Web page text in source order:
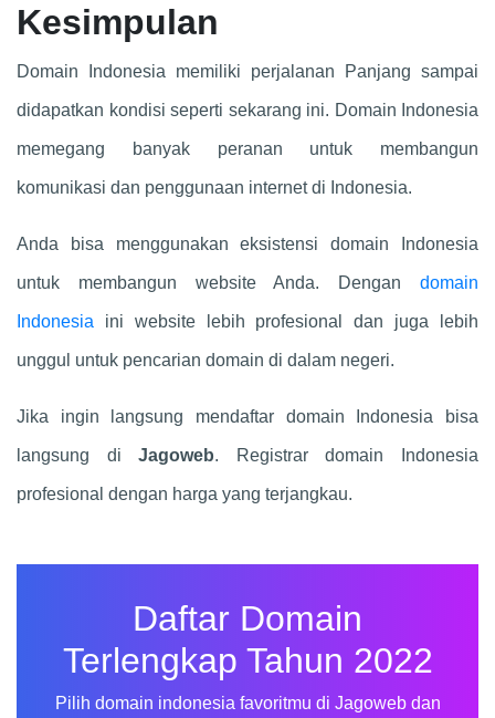
Kesimpulan
Domain Indonesia memiliki perjalanan Panjang sampai
didapatkan kondisi seperti sekarang ini. Domain Indonesia
memegang banyak peranan untuk membangun
komunikasi dan penggunaan internet di Indonesia.
Anda bisa menggunakan eksistensi domain Indonesia
untuk membangun website Anda. Dengan domain
Indonesia ini website lebih profesional dan juga lebih
unggul untuk pencarian domain di dalam negeri.
Jika ingin langsung mendaftar domain Indonesia bisa
langsung diJagoweb. Registrar domain Indonesia
profesional dengan harga yang terjangkau.
Daftar Domain
Terlengkap Tahun 2022
Pilih domain indonesia favoritmu di Jagoweb dan